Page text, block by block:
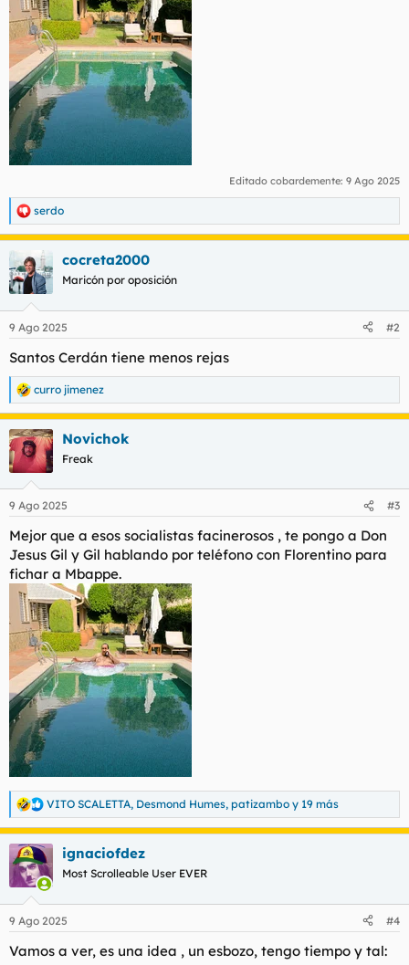
Editado cobardemente: 9 Ago 2025
R
e
a
c
c
i
e
:
serdo
cocreta2000
Maricón por oposición
9 Ago 2025 #2
Santos Cerdán tiene menos rejas
R
e
a
c
c
i
e
:
curro jimenez
Novichok
Freak
9 Ago 2025 #3
Mejor que a esos socialistas facinerosos , te pongo a Don
Jesus Gil y Gil hablando por teléfono con Florentino para
fichar a Mbappe.
R
e
a
c
c
i
e
:
VITO SCALETTA, Desmond Humes, patizambo y 19 más
ignaciofdez
Most Scrolleable User EVER
9 Ago 2025 #4
Vamos a ver, es una idea , un esbozo, tengo tiempo y tal: